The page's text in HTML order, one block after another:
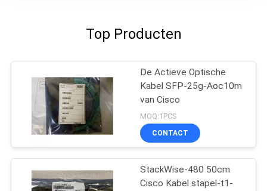
Top Producten
De Actieve Optische
Kabel SFP-25g-Aoc10m
van Cisco
MOQ:1PCS
CONTACT
StackWise-480 50cm
Cisco Kabel stapel-t1-